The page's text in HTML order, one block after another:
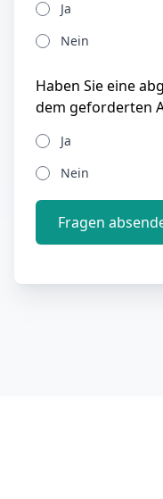
Ja
Nein
Haben Sie eine
dem geforderten
Ja
Nein
Fragen